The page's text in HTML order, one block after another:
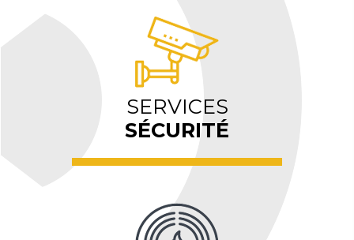
SERVICES
SÉCURITÉ